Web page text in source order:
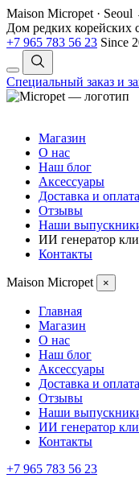
Maison Micropet ·
Дом редких корейских
+7 965 783 56 23 Since
Специальный заказ и
Магазин
О нас
Наш блог
Аксессуары
Доставка и оплата
Отзывы
Наши
ИИ генератор
Контакты
Maison Micropet ×
Главная
Магазин
О нас
Наш блог
Аксессуары
Доставка и оплата
Отзывы
Наши
ИИ генератор
Контакты
+7 965 783 56 23